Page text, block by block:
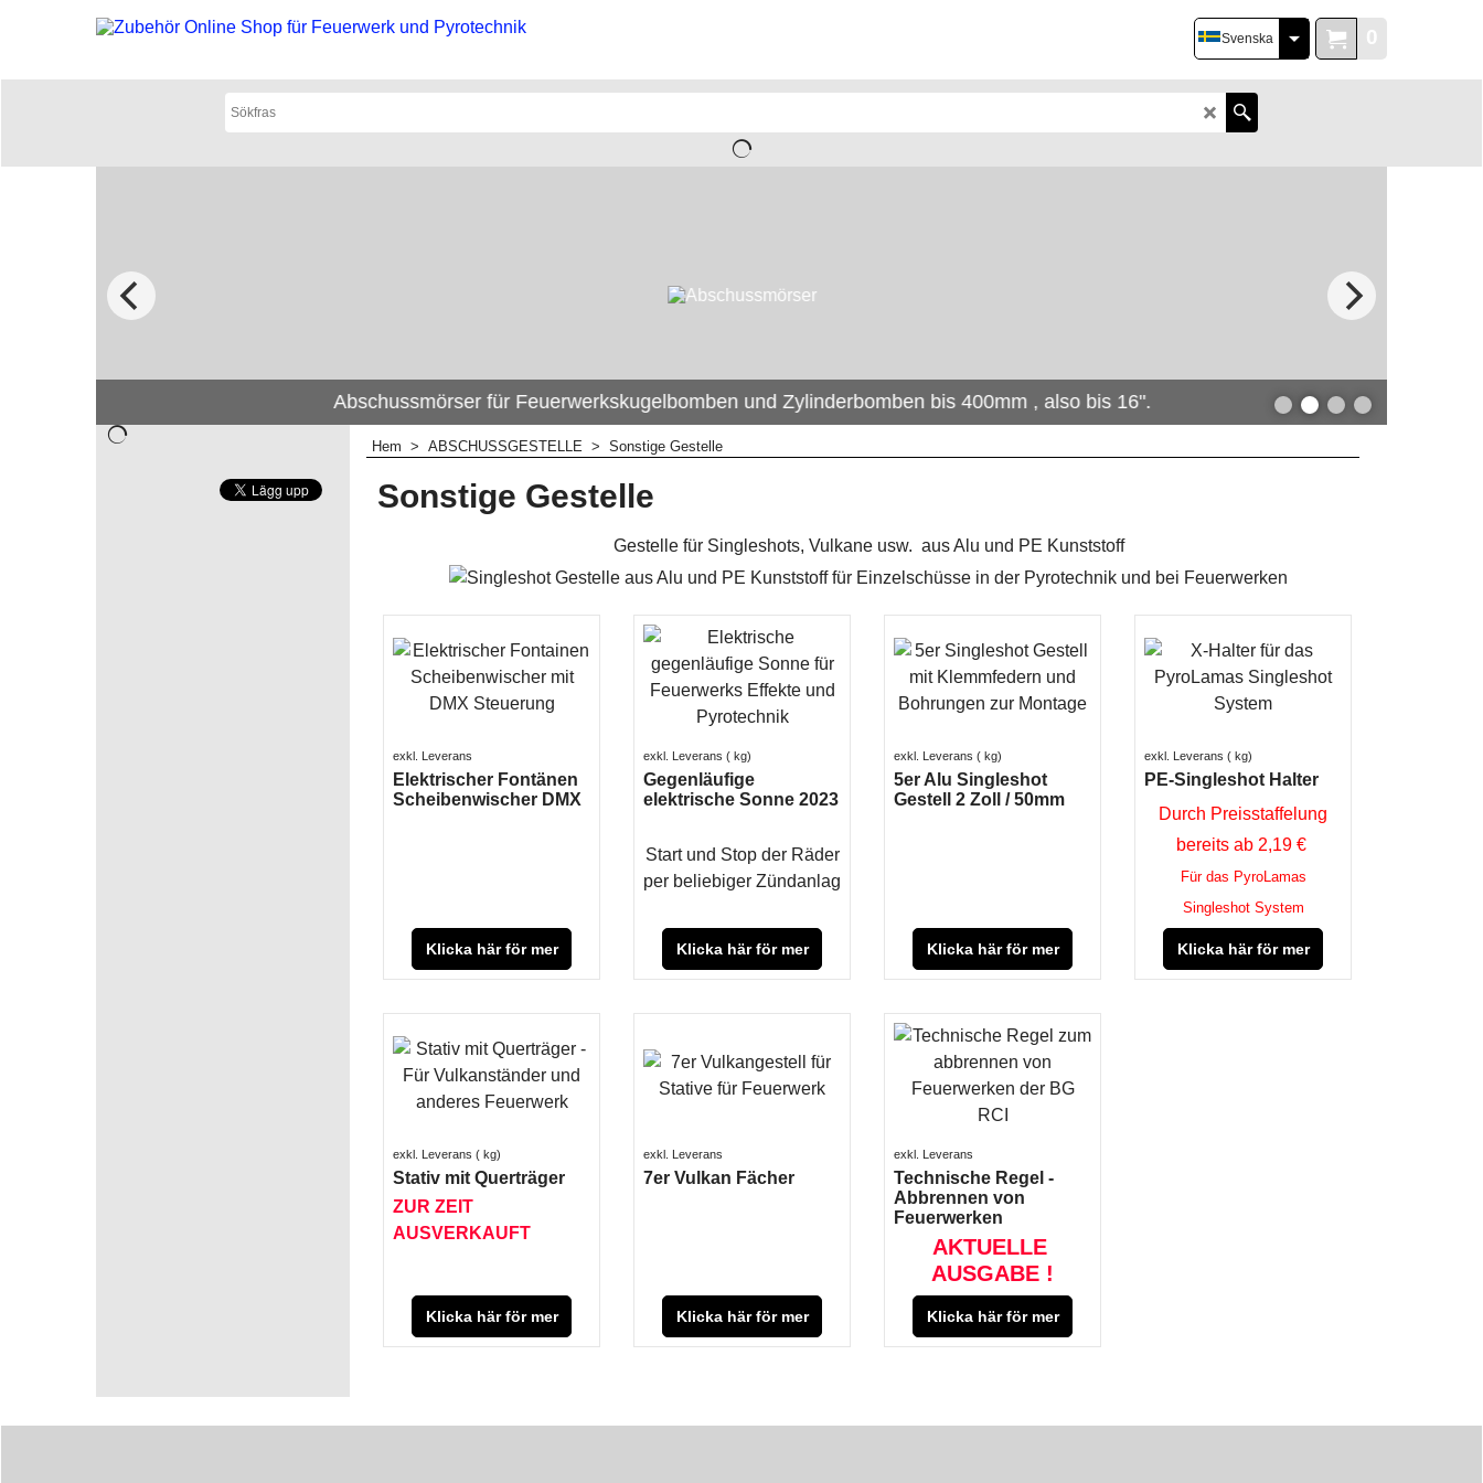
0
Svenska
Abschussmörser für Feuerwerkskugelbomben und Zylinderbomben bis 400mm , also bis 16".
Hem > ABSCHUSSGESTELLE > Sonstige Gestelle
Sonstige Gestelle
Gestelle für Singleshots, Vulkane usw. aus Alu und PE Kunststoff
exkl. Leverans
Elektrischer Fontänen
Scheibenwischer DMX
Klicka här för mer
exkl. Leverans kg
Gegenläufige
elektrische Sonne 2023
Start und Stop der Räder
per beliebiger Zündanlage
Klicka här för mer
exkl. Leverans kg
5er Alu Singleshot
Gestell 2 Zoll / 50mm
Klicka här för mer
information
exkl. Leverans kg
PE-Singleshot Halter
Durch Preisstaffelung
bereits ab 2,19 €
Für das PyroLamas
Singleshot System
Klicka här för mer
exkl. Leverans kg
Stativ mit Querträger
ZUR ZEIT
AUSVERKAUFT
Klicka här för mer
exkl. Leverans
7er Vulkan Fächer
Klicka här för mer
exkl. Leverans
Technische Regel -
Abbrennen von
Feuerwerken
AKTUELLE
AUSGABE !
Klicka här för mer